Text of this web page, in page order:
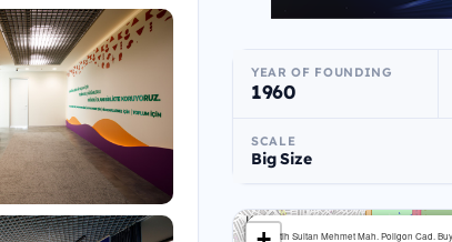
YEAR OF FOUNDING
1960
SCALE
Big Size
Fatih Sultan Mehmet Mah. Poligon Cad.